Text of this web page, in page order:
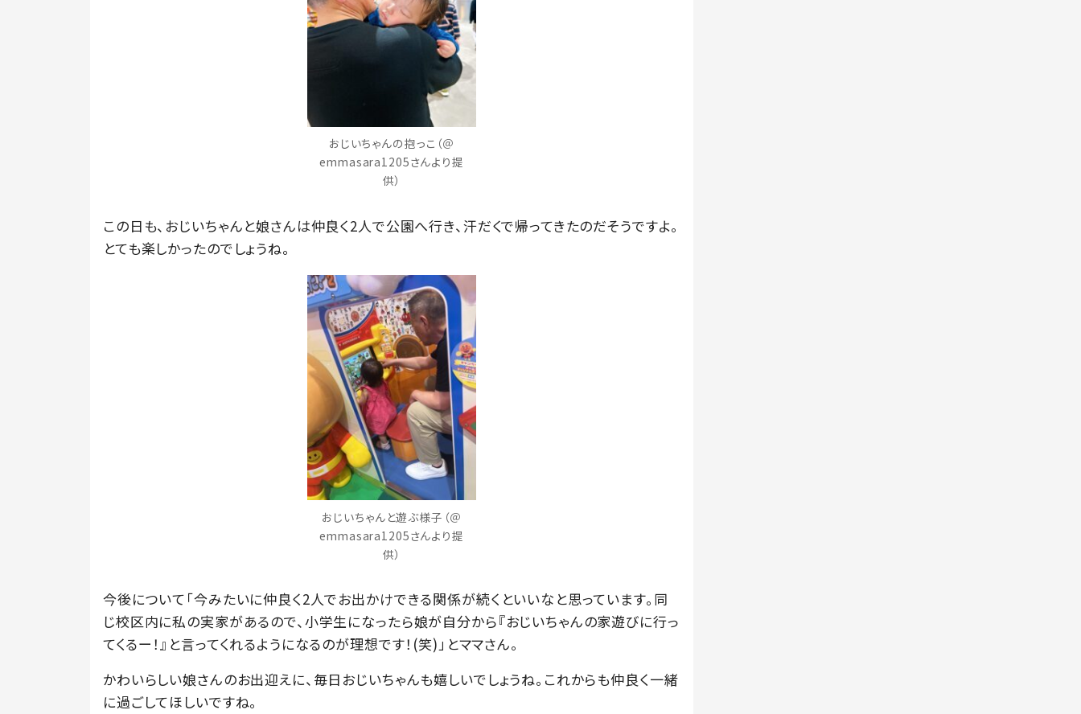
おじいちゃんの抱っこ（＠
emmasara1205さんより提
供）
この日も、おじいちゃんと娘さんは仲良く2人で公園へ行き、汗だくで帰ってきたのだそうですよ。
とても楽しかったのでしょうね。
おじいちゃんと遊ぶ様子（＠
emmasara1205さんより提
供）
今後について「今みたいに仲良く2人でお出かけできる関係が続くといいなと思っています。同
じ校区内に私の実家があるので、小学生になったら娘が自分から『おじいちゃんの家遊びに行っ
てくるー！』と言ってくれるようになるのが理想です！(笑)」とママさん。
かわいらしい娘さんのお出迎えに、毎日おじいちゃんも嬉しいでしょうね。これからも仲良く一緒
に過ごしてほしいですね。